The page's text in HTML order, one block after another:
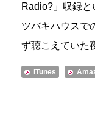
Radio?」収録
ツバキハウスで
ず聴こえていた
iTunes